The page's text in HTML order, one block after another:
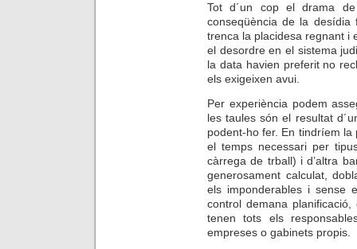
Tot d´un cop el drama
conseqüència de la
trenca la placidesa regnant i
el desordre en el sistema
la data havien preferit no
els exigeixen avui.
Per experiència podem
les taules són el resultat
podent-ho fer. En tindríem
el temps necessari per
càrrega de trball) i d’altra
generosament calculat,
els imponderables i sense
control demana
tenen tots els
empreses o gabinets propis.